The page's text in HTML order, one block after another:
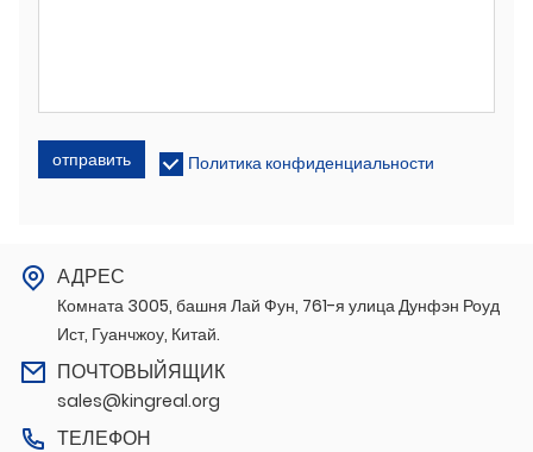
отправить Политика конфиденциальности
АДРЕС
Комната 3005, башня Лай Фун, 761-я улица Дунфэн Роуд
Ист, Гуанчжоу, Китай.
ПОЧТОВЫЙЯЩИК
sales@kingreal.org
ТЕЛЕФОН